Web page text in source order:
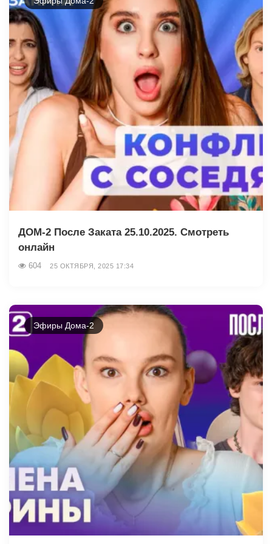
ДОМ-2 После Заката 25.10.2025. Смотреть
онлайн
604 25 ОКТЯБРЯ, 2025 17:34
Эфиры Дома-2